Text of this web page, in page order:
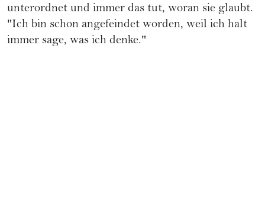
unterordnet und immer das tut, woran sie glaubt.
"Ich bin schon angefeindet worden, weil ich halt
immer sage, was ich denke."